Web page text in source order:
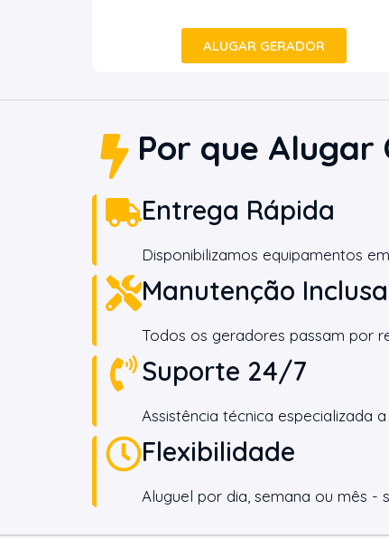
ALUGAR GERADOR
Por que Alugar
Entrega Rápida
Disponibilizamos equipamentos
Manutenção Inclusa
Todos os geradores passam por
Suporte 24/7
Assistência técnica especializada
Flexibilidade
Aluguel por dia, semana ou mês -